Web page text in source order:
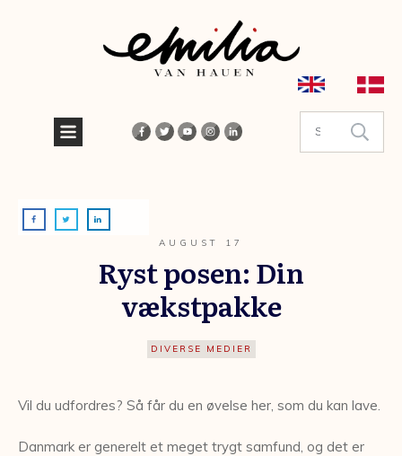
AUGUST 17
Ryst posen: Din
vækstpakke
DIVERSE MEDIER
Vil du udfordres? Så får du en øvelse her, som du kan lave.
Danmark er generelt et meget trygt samfund, og det er